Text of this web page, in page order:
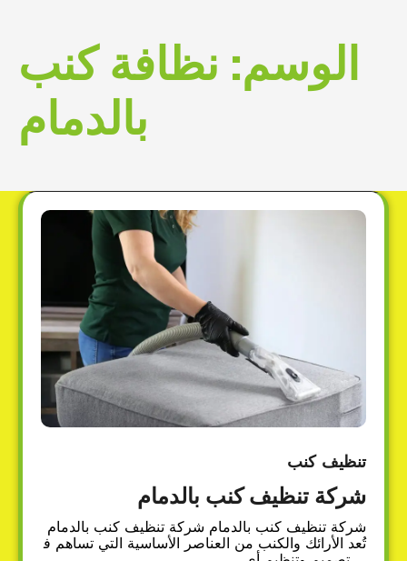
الوسم: نظافة كنب
بالدمام
تنظيف كنب
شركة تنظيف كنب بالدمام
شركة تنظيف كنب بالدمام شركة تنظيف كنب بالدمام
تُعد الأرائك والكنب من العناصر الأساسية التي تساهم ف